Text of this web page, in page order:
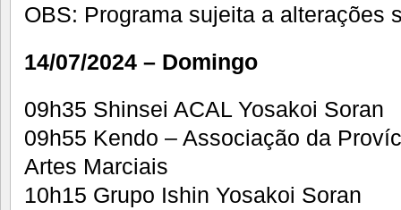
OBS: Programa sujeita a alterações
14/07/2024 – Domingo
09h35 Shinsei ACAL Yosakoi Soran
09h55 Kendo – Associação da
Artes Marciais
10h15 Grupo Ishin Yosakoi Soran